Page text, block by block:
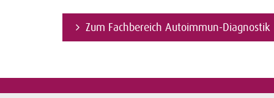
Zum Fachbereich Autoimmun-Diagnostik